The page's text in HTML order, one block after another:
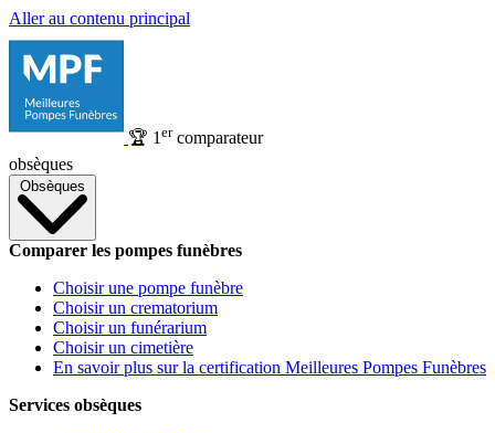
Aller au contenu principal
🏆 1 ercomparateur
obsèques
Obsèques
Comparer les pompes funèbres
Choisir une pompe funèbre
Choisir un crematorium
Choisir un funérarium
Choisir un cimetière
En savoir plus sur la certification Meilleures Pompes Funèbres
Services obsèques